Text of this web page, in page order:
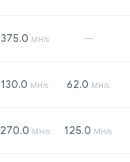
375.0 MH/s —
130.0 MH/s 62.0 MH/s
270.0 MH/s 125.0 MH/s